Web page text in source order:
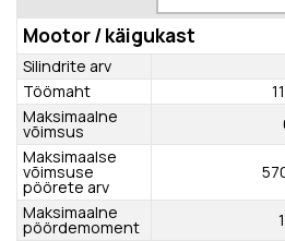
Mootor / käigukast